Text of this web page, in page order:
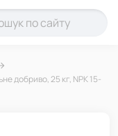
добриво, 25 кг, NPK 15-